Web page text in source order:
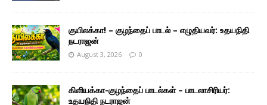
குயிலக்கா! – குழந்தைப் பாடல் – எழுதியவர்: உதயநிதி
நடராஜன்
August 3, 2026 0
கிளியக்கா-குழந்தைப் பாடல்கள் – பாடலாசிரியர்:
உதயநிதி நடராஜன்